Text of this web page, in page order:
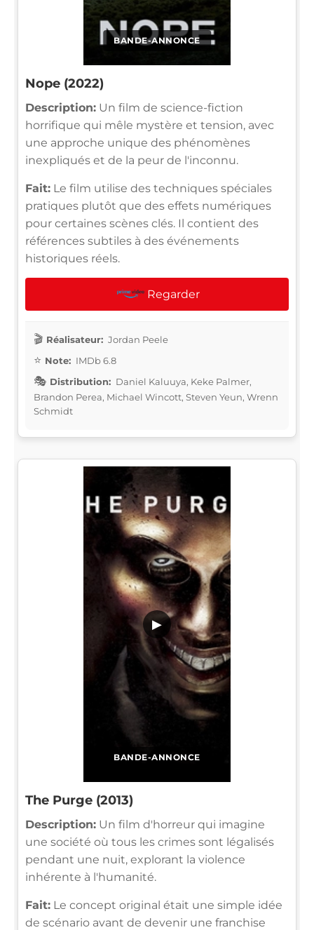
BANDE-ANNONCE
Nope (2022)
Description: Un film de science-fiction
horrifique qui mêle mystère et tension, avec
une approche unique des phénomènes
inexpliqués et de la peur de l'inconnu.
Fait: Le film utilise des techniques spéciales
pratiques plutôt que des effets numériques
pour certaines scènes clés. Il contient des
références subtiles à des événements
historiques réels.
Regarder
Réalisateur: Jordan Peele
Note: IMDb 6.8
Distribution: Daniel Kaluuya, Keke Palmer,
Brandon Perea, Michael Wincott, Steven Yeun, Wrenn
Schmidt
BANDE-ANNONCE
▶
The Purge (2013)
Description: Un film d'horreur qui imagine
une société où tous les crimes sont légalisés
pendant une nuit, explorant la violence
inhérente à l'humanité.
Fait: Le concept original était une simple idée
de scénario avant de devenir une franchise